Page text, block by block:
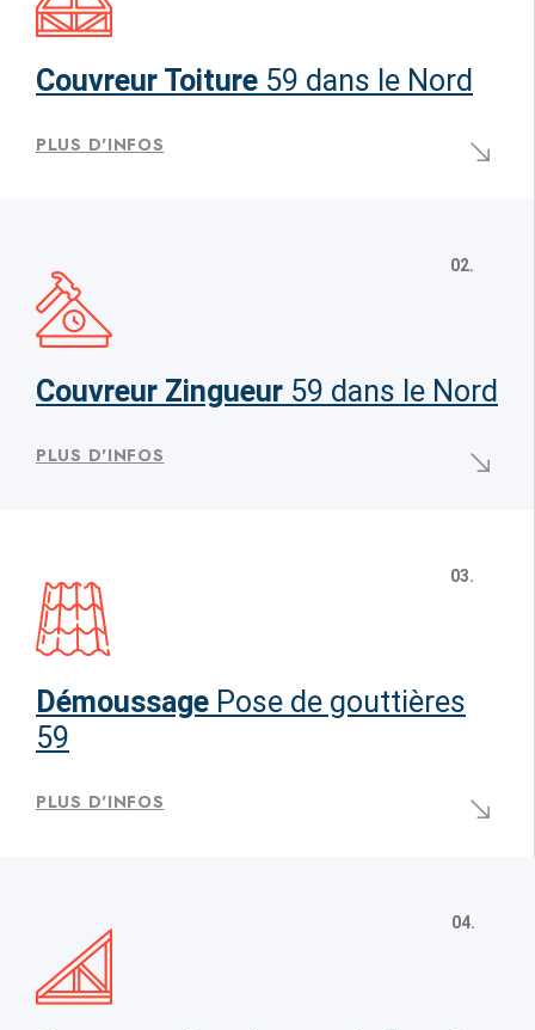
Couvreur Toiture 59 dans le Nord
PLUS D'INFOS
02.
Couvreur Zingueur 59 dans le Nord
PLUS D'INFOS
03.
Démoussage Pose de gouttières
59
PLUS D'INFOS
04.